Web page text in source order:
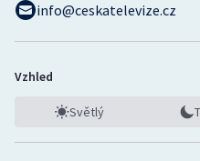
info@ceskatelevize.cz
Vzhled
Světlý